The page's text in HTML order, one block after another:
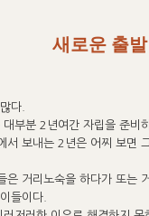
새로운 출
다.
부분 2년여간 자립을 준비
서 보내는 2년은 어찌 보면
은 거리노숙을 하다가 또는
들이다.